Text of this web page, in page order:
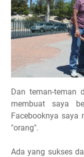
Dan teman-teman
membuat saya
Facebooknya saya
"orang".
Ada yang sukses